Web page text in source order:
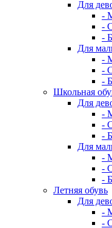
Для
-
-
-
Для
-
-
-
Школьная
Для
-
-
-
Для
-
-
-
Летняя обувь
Для
-
-